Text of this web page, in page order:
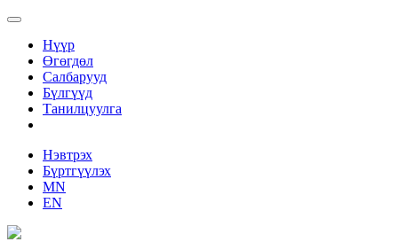
Нүүр
Өгөгдөл
Салбарууд
Бүлгүүд
Танилцуулга
Нэвтрэх
Бүртгүүлэх
MN
EN